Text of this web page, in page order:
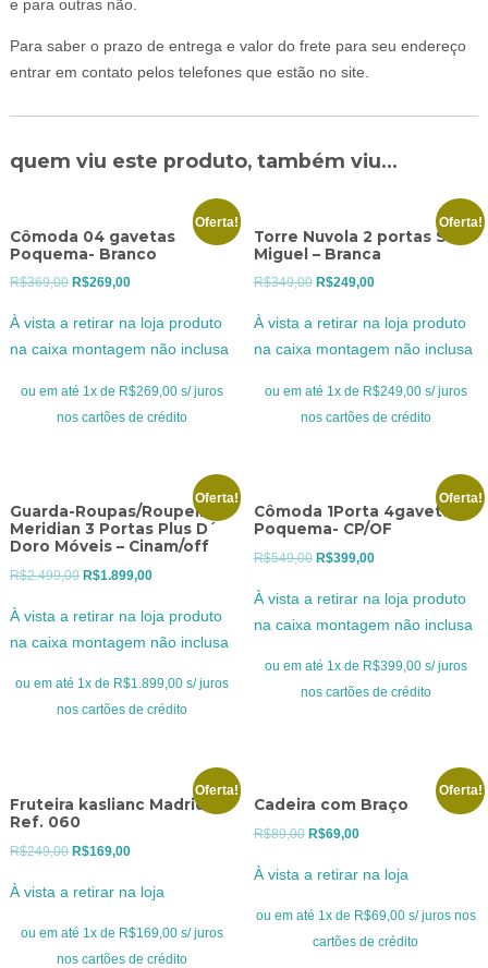
e para outras não.
Para saber o prazo de entrega e valor do frete para seu endereço
entrar em contato pelos telefones que estão no site.
quem viu este produto, também viu...
Oferta!
Cômoda 04 gavetas
Poquema- Branco
R$369,00 O
R$369,00.
R$269,00O
atual
R$269,00.
À vista a retirar na loja produto
na caixa montagem não inclusa
ou em até 1x de R$269,00 s/ juros
nos cartões de crédito
Oferta!
Torre Nuvola 2 portas São
Miguel – Branca
R$349,00 O
R$349,00.
R$249,00O
atual
R$249,00.
À vista a retirar na loja produto
na caixa montagem não inclusa
ou em até 1x de R$249,00 s/ juros
nos cartões de crédito
Oferta!
Guarda-Roupas/Roupeiro
Meridian 3 Portas Plus D´
Doro Móveis – Cinam/off
R$2.499,00 O
R$2.499,00.
R$1.899,00O
atual
R$1.899,00.
À vista a retirar na loja produto
na caixa montagem não inclusa
ou em até 1x de R$1.899,00 s/ juros
nos cartões de crédito
Oferta!
Cômoda 1Porta 4gavetas
Poquema- CP/OF
R$549,00 O
R$549,00.
R$399,00O
atual
R$399,00.
À vista a retirar na loja produto
na caixa montagem não inclusa
ou em até 1x de R$399,00 s/ juros
nos cartões de crédito
Oferta!
Fruteira kaslianc Madrid
Ref. 060
R$249,00 O
era:
R$249,00.
R$169,00O
atual
é:
R$169,00.
À vista a retirar na loja
ou em até 1x de R$169,00 s/ juros
nos cartões de crédito
Oferta!
Cadeira com Braço
R$89,00 O
era:
R$89,00.
R$69,00O
é:
R$69,00.
À vista a retirar na loja
ou em até 1x de R$69,00 s/ juros nos
cartões de crédito